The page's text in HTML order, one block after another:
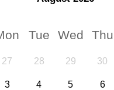
Tue Wed Thu
27 28 29 30
3 4 5 6